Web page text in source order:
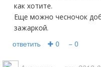
как хотите.
Еще можно чесночок
зажаркой.
ответить ✚ 0 − 0